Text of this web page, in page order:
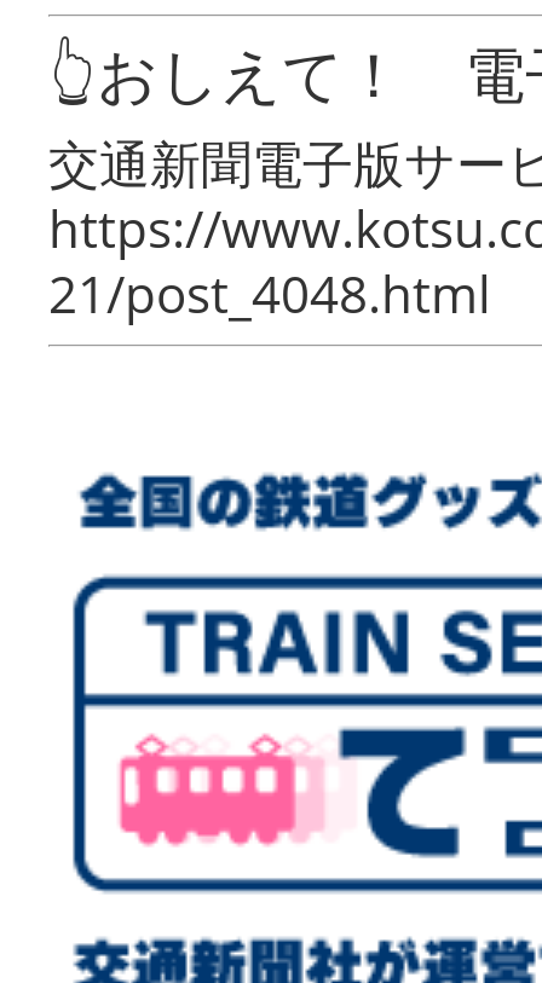
👆おしえて！ 電
交通新聞電子版サー
https://
21/post_4048.html